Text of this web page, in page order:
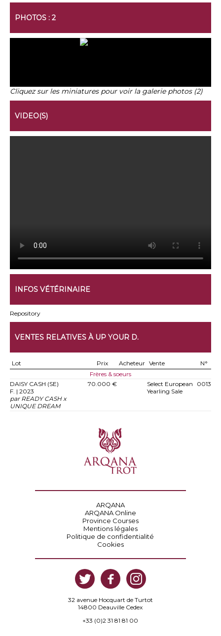
PHOTOS : 2
Cliquez sur les miniatures pour voir la galerie photos (2)
VIDEO(S)
INFOS VÉTÉRINAIRE
Repository
VENTES RELATIVES À UP YOUR D.
Lot Prix Acheteur Vente
N°
Frères & soeurs
DAISY CASH (SE)
F. | 2023
par READY CASH x
UNIQUE DREAM
70.000 €
Select European
Yearling Sale
0013
ARQANA
ARQANA Online
Province Courses
Mentions légales
Politique de confidentialité
Cookies
32 avenue Hocquart de Turtot
14800 Deauville Cedex
+33 (0)2 31 81 81 00